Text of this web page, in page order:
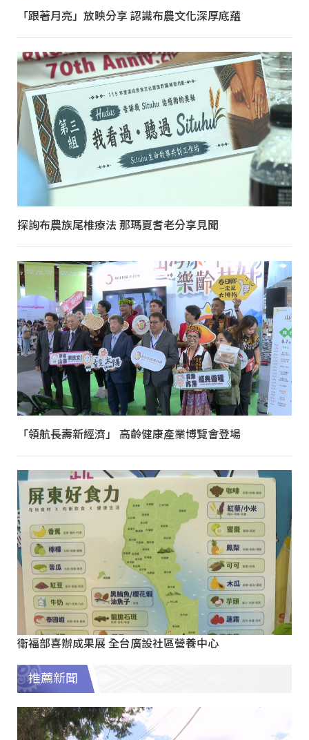
「跟著月亮」放映分享 認識布農文化深厚底蘊
探詢布農族尾椎療法 那瑪夏耆老分享見聞
「領航長壽新經濟」 高齡健康產業博覽會登場
衛福部喜辦成果展 全台廣設社區營養中心
推薦新聞